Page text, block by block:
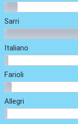
Sarri
Italiano
Farioli
Allegri